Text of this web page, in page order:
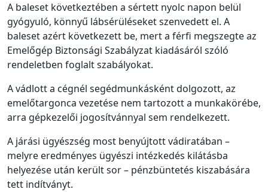
A baleset következtében a sértett nyolc napon belül
gyógyuló, könnyű lábsérüléseket szenvedett el. A
baleset azért következett be, mert a férfi megszegte az
Emelőgép Biztonsági Szabályzat kiadásáról szóló
rendeletben foglalt szabályokat.
A vádlott a cégnél segédmunkásként dolgozott, az
emelőtargonca vezetése nem tartozott a munkakörébe,
arra gépkezelői jogosítvánnyal sem rendelkezett.
A járási ügyészség most benyújtott vádiratában –
melyre eredményes ügyészi intézkedés kilátásba
helyezése után került sor – pénzbüntetés kiszabására
tett indítványt.